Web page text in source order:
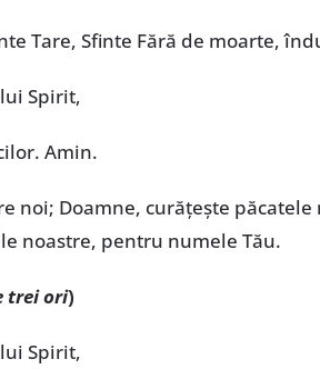
Tare, Sfinte Fără de moarte,
Spirit,
Amin.
noi; Doamne, curățește
noastre, pentru numele Tău.
trei ori)
Spirit,